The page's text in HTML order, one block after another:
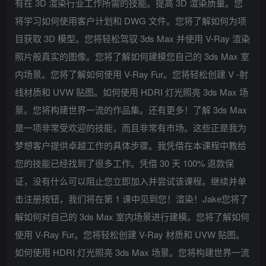
有在 3D 渲染行业工作所需的技能。提高 3D 渲染质量。您
将学习如何使用客户计划和 DWG 文件。您将了解如何为项
目获取 3D 模型。您将轻松驾驭 3ds Max 并使用 V-Ray 渲染
照片般真实的图像。您将了解如何建模您自己的 3ds Max 室
内场景。您将了解如何使用 V-Ray Fur。您将轻松创建 V -射
线材质和 UVW 贴图。如何使用 HDRI 灯光照亮 3ds Max 场
景。您将构建世界一流的作品集。还有更多！了解 3ds Max
是一项非常受欢迎的技能，而且非常有市场。这些正是我为
梦想客户提供卓越工作的具体步骤。我凭借在本课程中教给
您的技能已经找到了很多工作。凭借 30 天 100% 退款保
证，没有什么可以阻止您立即加入并尝试该课程。继续并单
击注册按钮，我们将在第 1 课中见到您！渲染！Jake您将了
解如何对自己的 3ds Max 室内场景进行建模。您将了解如何
使用 V-Ray Fur。您将轻松创建 V-Ray 材质和 UVW 贴图。
如何使用 HDRI 灯光照亮 3ds Max 场景。您将构建世界一流